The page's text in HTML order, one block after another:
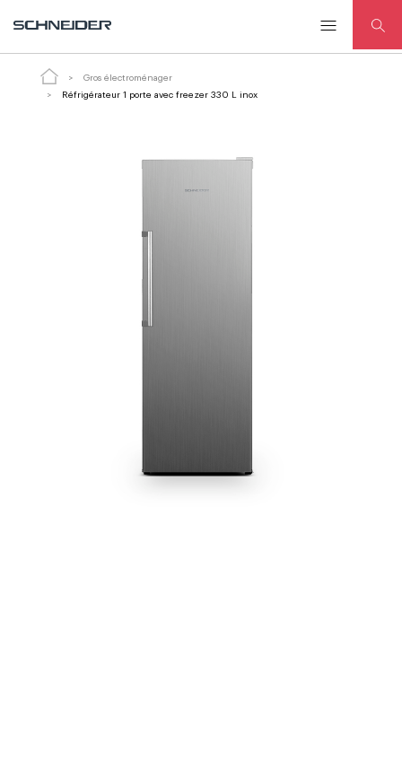
Gros électroménager
Réfrigérateur 1 porte avec freezer 330 L inox
Réfrigérateur 1 porte avec freezer 330 L inox